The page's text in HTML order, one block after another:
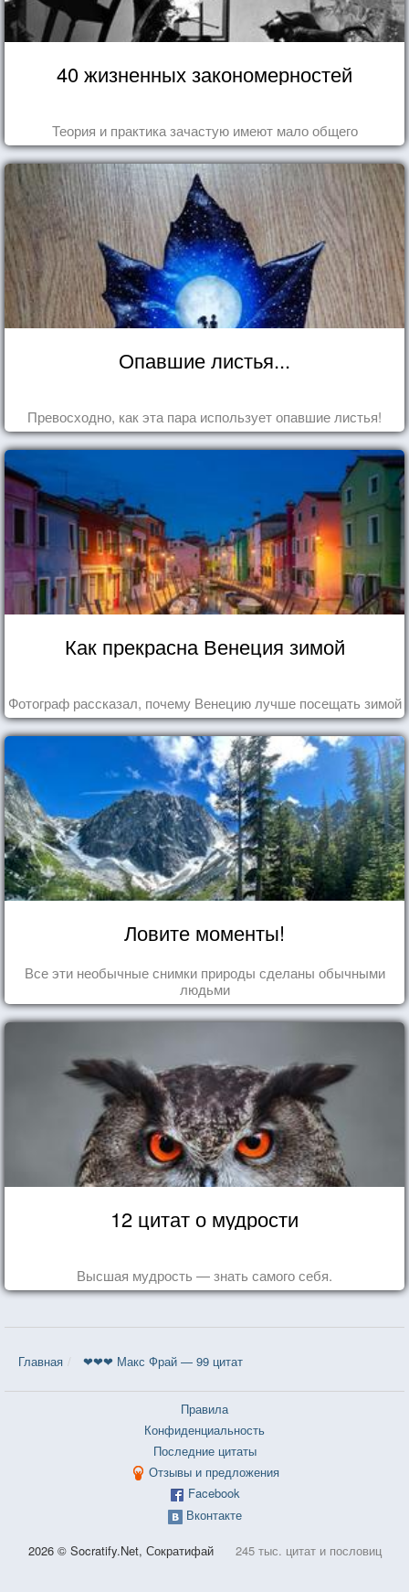
40 жизненных закономерностей
Теория и практика зачастую имеют мало общего
Опавшие листья...
Превосходно, как эта пара использует опавшие листья!
Как прекрасна Венеция зимой
Фотограф рассказал, почему Венецию лучше посещать зимой
Ловите моменты!
Все эти необычные снимки природы сделаны обычными
людьми
12 цитат о мудрости
Высшая мудрость — знать самого себя.
Главная ❤❤❤ Макс Фрай — 99 цитат
Правила
Конфиденциальность
Последние цитаты
Отзывы и предложения
Facebook
Вконтакте
2026 © Socratify.Net, Сократифай 245 тыс. цитат и пословиц